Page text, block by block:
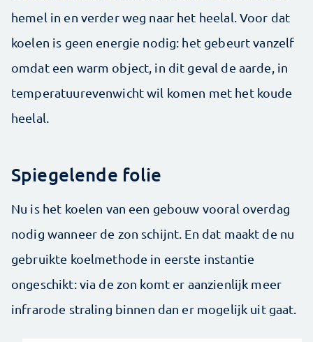
hemel in en verder weg naar het heelal. Voor dat
koelen is geen energie nodig: het gebeurt vanzelf
omdat een warm object, in dit geval de aarde, in
temperatuurevenwicht wil komen met het koude
heelal.
Spiegelende folie
Nu is het koelen van een gebouw vooral overdag
nodig wanneer de zon schijnt. En dat maakt de nu
gebruikte koelmethode in eerste instantie
ongeschikt: via de zon komt er aanzienlijk meer
infrarode straling binnen dan er mogelijk uit gaat.